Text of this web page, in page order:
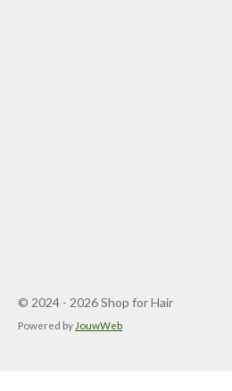
© 2024 - 2026 Shop for Hair
Powered by JouwWeb